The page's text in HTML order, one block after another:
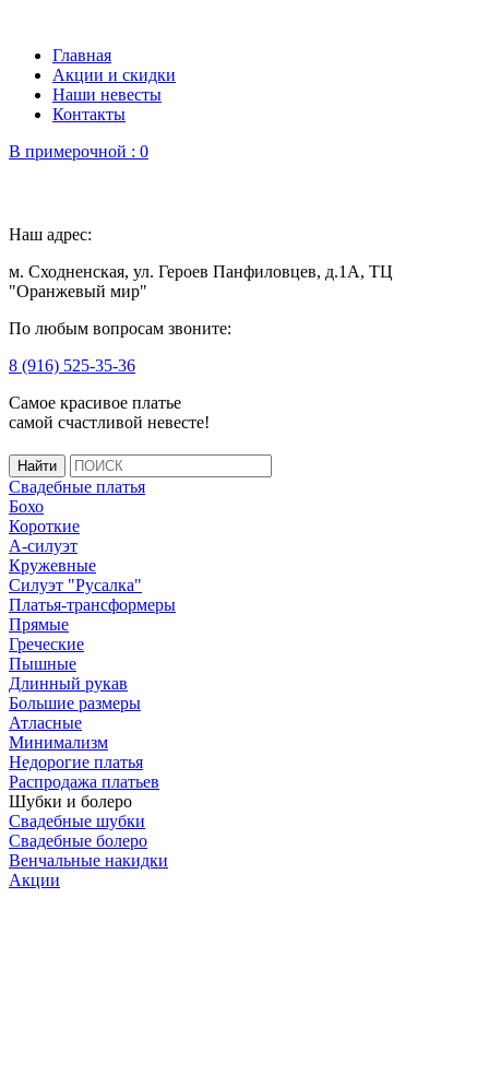
Главная
Акции и скидки
Наши невесты
Контакты
В примерочной : 0
Наш адрес:
м. Сходненская, ул. Героев Панфиловцев, д.1А, ТЦ
"Оранжевый мир"
По любым вопросам звоните:
8 (916) 525-35-36
Самое красивое платье
самой счастливой невесте!
Свадебные платья
Бохо
Короткие
А-силуэт
Кружевные
Силуэт "Русалка"
Платья-трансформеры
Прямые
Греческие
Пышные
Длинный рукав
Большие размеры
Атласные
Минимализм
Недорогие платья
Распродажа платьев
Шубки и болеро
Свадебные шубки
Свадебные болеро
Венчальные накидки
Акции